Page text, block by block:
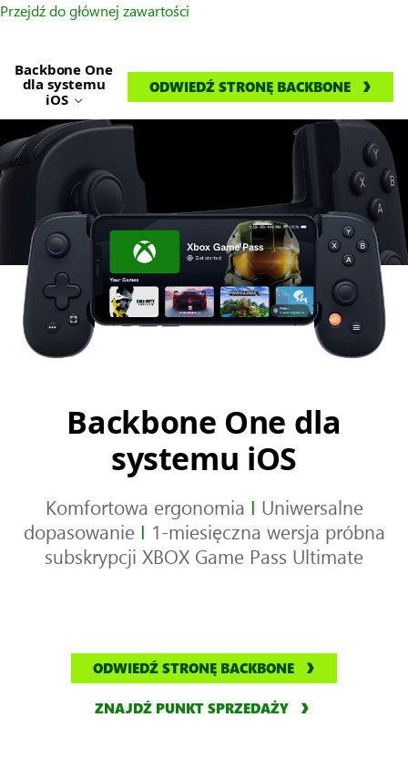
Przejdź do głównej zawartości
Backbone One
dla systemu
iOS
ODWIEDŹ STRONĘ BACKBONE
Backbone One dla
systemu iOS
Komfortowa ergonomia I Uniwersalne
dopasowanie I 1-miesięczna wersja próbna
subskrypcji XBOX Game Pass Ultimate
ODWIEDŹ STRONĘ BACKBONE
ZNAJDŹ PUNKT SPRZEDAŻY